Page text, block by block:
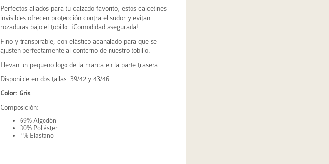
Perfectos aliados para tu calzado favorito, estos calcetines
invisibles ofrecen protección contra el sudor y evitan
rozaduras bajo el tobillo. ¡Comodidad asegurada!
Fino y transpirable, con elástico acanalado para que se
ajusten perfectamente al contorno de nuestro tobillo.
Llevan un pequeño logo de la marca en la parte trasera.
Disponible en dos tallas: 39/42 y 43/46.
Color: Gris
Composición:
69% Algodón
30% Poliéster
1% Elastano